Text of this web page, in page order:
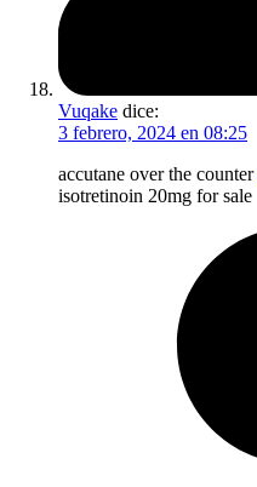
Vuqake dice:
3 febrero, 2024 en 08:25
accutane over the counter
isotretinoin 20mg for sale